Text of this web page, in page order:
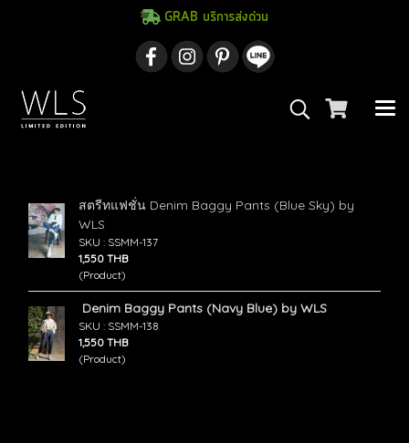
GRAB บริการส่งด่วน
สตรีทแฟชั่น Denim Baggy Pants (Blue Sky) by
WLS
SKU : SSMM-137
1,550 THB
(Product)
Denim Baggy Pants (Navy Blue) by WLS
SKU : SSMM-138
1,550 THB
(Product)